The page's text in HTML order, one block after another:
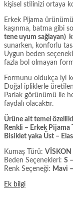
kişisel stilinizi ortaya
Erkek Pijama
kaşınma, batma gibi
tene uyum sağlayan)
sunarken, konforlu
Uygun beden
fazla bol olmayan
Formunu oldukça iyi
Doğal ipliklerle
Parlak görünümü ile
faydalı olacaktır.
Ürüne ait temel
Renkli – Erkek Pijama
Bisiklet yaka Üst –
Kumaş Türü: VİSKON
Beden Seçenekleri: S
Renk Seçeneği: Mavi
Ek bilgi